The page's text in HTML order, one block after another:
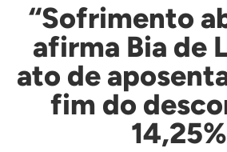
“Sofrimento
afirma Bia de
ato de
fim do
14,25%